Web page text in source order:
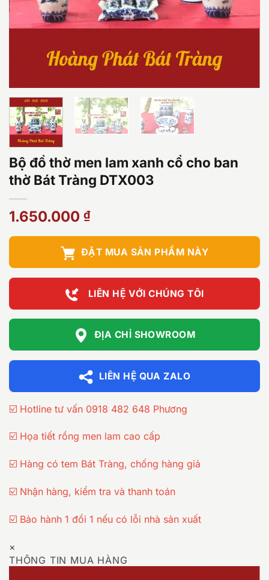
Bộ đồ thờ men lam xanh cổ cho ban
thờ Bát Tràng DTX003
1.650.000 ₫
ĐẶT MUA SẢN PHẨM NÀY
LIÊN HỆ VỚI CHÚNG TÔI
ĐỊA CHỈ SHOWROOM
LIÊN HỆ QUA ZALO
☑️ Hotline tư vấn 0918 482 648 Phương
☑️ Họa tiết rồng men lam cao cấp
☑️ Hàng có tem Bát Tràng, chống hàng giả
☑️ Nhận hàng, kiểm tra và thanh toán
☑️ Bảo hành 1 đổi 1 nếu có lỗi nhà sản xuất
×
THÔNG TIN MUA HÀNG